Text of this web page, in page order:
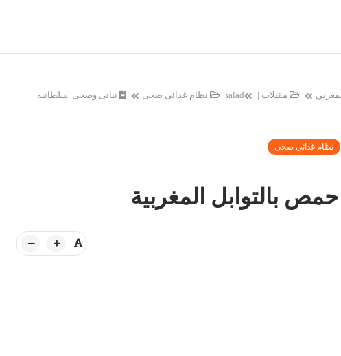
مقبلات | salad نظام غذائى صحى
نباتى وصحى |سلطانيه
نظام غذائى صحى
بالتوابل المغربية